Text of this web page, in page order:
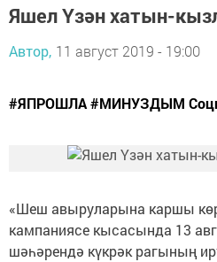
Яшел Үзән хатын-
Автор, 11 август 2019 - 19:00
#ЯПРОШЛА #МИНУЗДЫМ
«Шеш авыруларына каршы
кампаниясе кысасында 13
шәһәрендә күкрәк рагының